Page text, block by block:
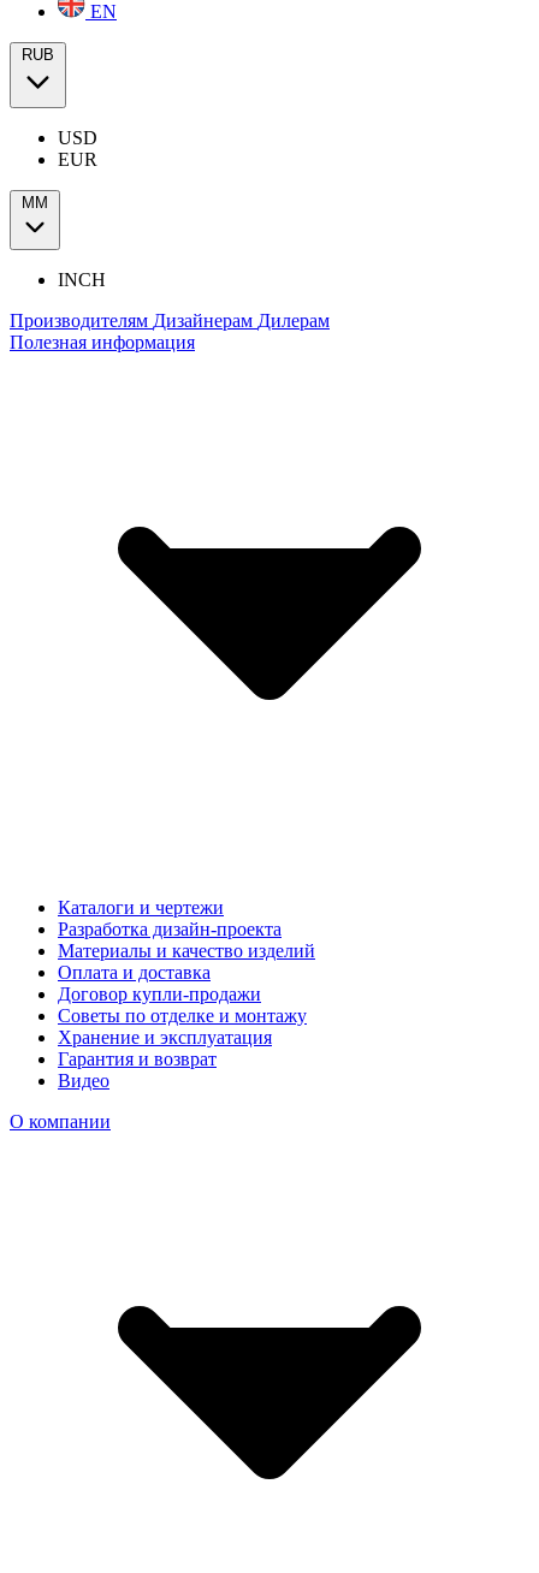
EN
RUB
USD
EUR
ММ
INCH
Производителям Дизайнерам Дилерам
Полезная информация
Каталоги и чертежи
Разработка дизайн-проекта
Материалы и качество изделий
Оплата и доставка
Договор купли-продажи
Советы по отделке и монтажу
Хранение и эксплуатация
Гарантия и возврат
Видео
О компании